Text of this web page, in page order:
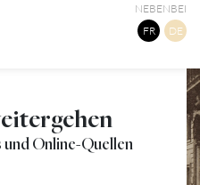
NEBENBEI
FR
DE
Online-Quellen